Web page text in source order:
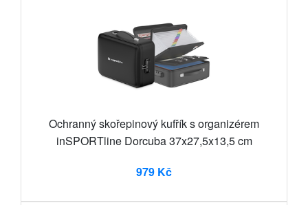
Ochranný skořepinový kufřík s organizérem
inSPORTline Dorcuba 37x27,5x13,5 cm
979 Kč